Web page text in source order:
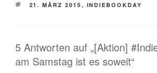
SCHLAGWÖRTER
21. MÄRZ 2015 , INDIEBOOKDAY
5 Antworten auf „[Aktion]
am Samstag ist es soweit“